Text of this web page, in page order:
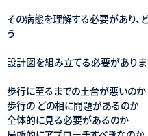
その病態を理解する必要があり、
う
設計図を組み立てる必要がありま
歩行に至るまでの土台が悪いのか
歩行の どの相に問題があるのか
全体的に見る必要があるのか